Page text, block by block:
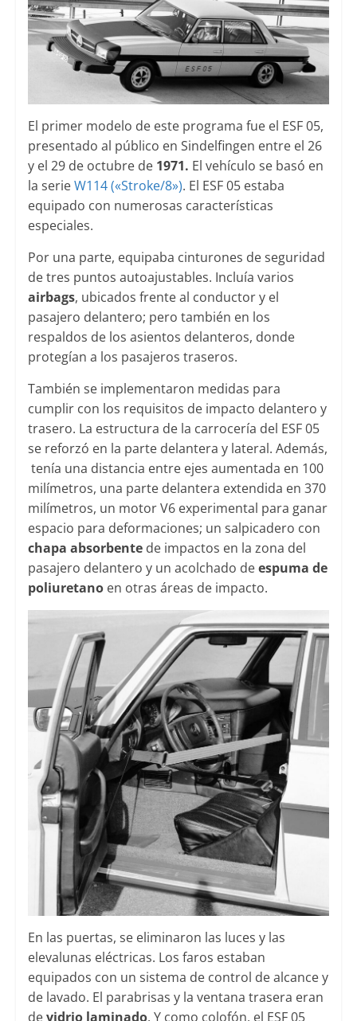
El primer modelo de este programa fue el ESF 05,
presentado al público en Sindelfingen entre el 26
y el 29 de octubre de 1971. El vehículo se basó en
la serieW114 («Stroke/8»). El ESF 05 estaba
equipado con numerosas características
especiales.
Por una parte, equipaba cinturones de seguridad
de tres puntos autoajustables. Incluía varios
airbags, ubicados frente al conductor y el
pasajero delantero; pero también en los
respaldos de los asientos delanteros, donde
protegían a los pasajeros traseros.
También se implementaron medidas para
cumplir con los requisitos de impacto delantero y
trasero. La estructura de la carrocería del ESF 05
se reforzó en la parte delantera y lateral. Además,
tenía una distancia entre ejes aumentada en 100
milímetros, una parte delantera extendida en 370
milímetros, un motor V6 experimental para ganar
espacio para deformaciones; un salpicadero con
chapa absorbentede impactos en la zona del
pasajero delantero y un acolchado deespuma de
poliuretanoen otras áreas de impacto.
En las puertas, se eliminaron las luces y las
elevalunas eléctricas. Los faros estaban
equipados con un sistema de control de alcance y
de lavado. El parabrisas y la ventana trasera eran
devidrio laminado. Y como colofón, el ESF 05